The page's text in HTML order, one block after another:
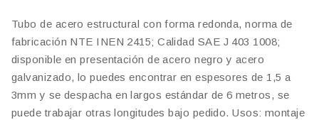
Tubo de acero estructural con forma redonda, norma de
fabricación NTE INEN 2415; Calidad SAE J 403 1008;
disponible en presentación de acero negro y acero
galvanizado, lo puedes encontrar en espesores de 1,5 a
3mm y se despacha en largos estándar de 6 metros, se
puede trabajar otras longitudes bajo pedido. Usos: montaje